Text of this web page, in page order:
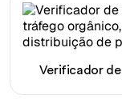
Verificador